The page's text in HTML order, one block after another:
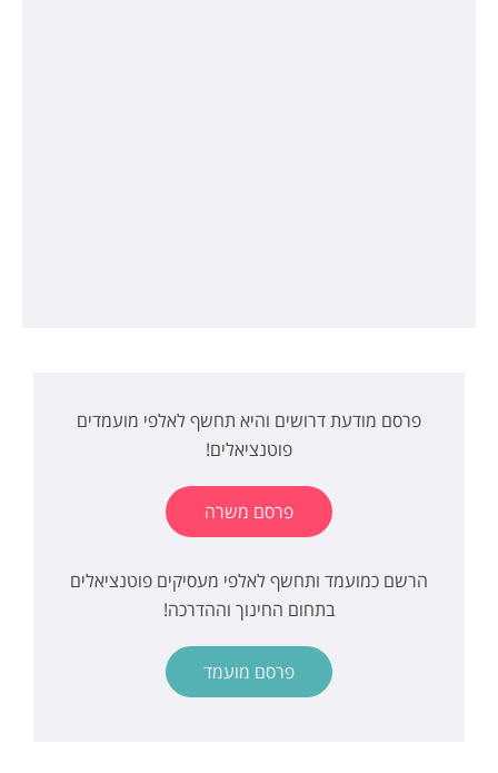
פרסם מודעת דרושים והיא תחשף לאלפי מועמדים
פוטנציאלים!
פרסם משרה
הרשם כמועמד ותחשף לאלפי מעסיקים פוטנציאלים
בתחום החינוך וההדרכה!
פרסם מועמד